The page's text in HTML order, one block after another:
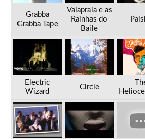
Grabba
Grabba Tape
Vaiapraia e as
Rainhas do
Baile
Electric
Wizard
Circle